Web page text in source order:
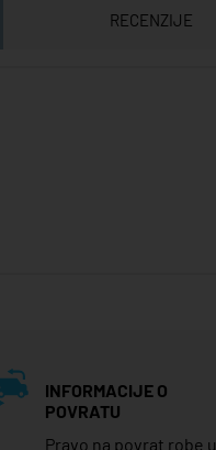
RECENZIJE
INFORMACIJE O
POVRATU
Pravo na povrat robe u